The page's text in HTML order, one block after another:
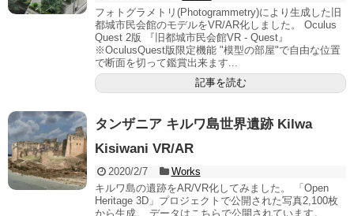
フォトグラメトリ(Photogrammetry)により生成した旧
都城市民会館のモデルをVR/AR化しました。 Oculus
Quest 2版 『旧都城市民会館VR - Quest』
※OculusQuest版限定機能 "模型の部屋"で自由な位置
で断面を切って鑑賞出来ます...
記事を読む
タンザニア キルワ島世界遺跡 Kilwa
Kisiwani VR/AR
2020/2/7
Works
キルワ島の遺跡をAR/VR化してみました。 「Open
Heritage 3D」プロジェクトで公開された写真2,100枚
から生成。 データはこちらで公開されています。